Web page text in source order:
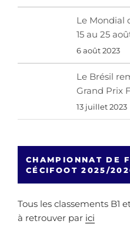
Le Mondial
15 au 25
6 août 2023
Le Brésil
Grand Prix
13 juillet 2023
CHAMPIONNAT DE
CÉCIFOOT 2025/
Tous les classements B1
à retrouver par ici